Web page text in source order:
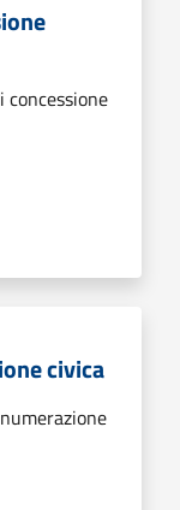
concessione
civica